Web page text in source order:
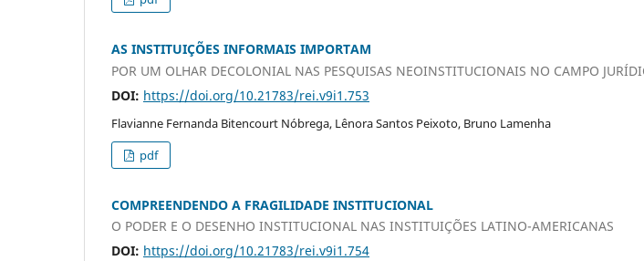
AS INSTITUIÇÕES INFORMAIS IMPORTAM
POR UM OLHAR DECOLONIAL NAS PESQUISAS NEOINSTITUCIONAIS NO CAMPO
DOI: https://doi.org/10.21783/rei.v9i1.753
Flavianne Fernanda Bitencourt Nóbrega, Lênora Santos Peixoto, Bruno Lamenha
pdf
COMPREENDENDO A FRAGILIDADE INSTITUCIONAL
O PODER E O DESENHO INSTITUCIONAL NAS INSTITUIÇÕES LATINO-AMERICANAS
DOI: https://doi.org/10.21783/rei.v9i1.754